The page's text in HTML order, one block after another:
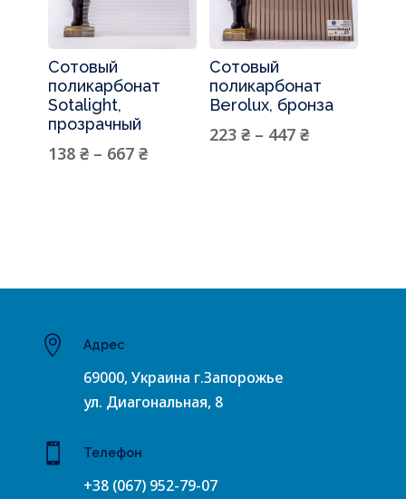
Сотовый
поликарбонат
Sotalight,
прозрачный
138 ₴– 667 ₴
Сотовый
поликарбонат
Berolux, бронза
223 ₴– 447 ₴
 Адрес
69000, Украина г.Запорожье
ул. Диагональная, 8
 Телефон
+38 (067) 952-79-07